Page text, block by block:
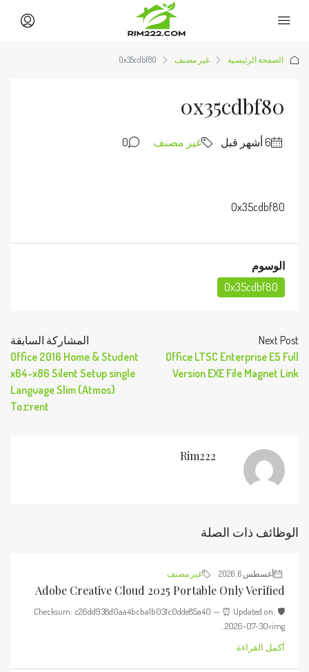
الصفحة الرئيسية غير مصنف 0x35cdbf80
0x35cdbf80
غير مصنف 0
0x35cdbf80
الوسوم
0x35cdbf80
المشاركة السابقة
Office 2016 Home & Student
x64-x86 Silent Setup single
Language Slim {Atmos}
To𝚛rent
Next Post
Office LTSC Enterprise E5 Full
Version EXE File Magnet Link
Rim222
الوظائف ذات الصلة
أغسطس 6, 2026 غير مصنف
Adobe Creative Cloud 2025 Portable Only Verified
🛡️ Checksum: c26dd938d0aa4bcba1b031c0dde85a40 — ⏰ Updated on:
2026-07-30<img...
أكمل القراءة